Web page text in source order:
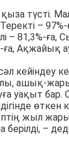
түсті.
– 97%-
– 81,3%-ға,
Ақжайық
кейіндеу
ашық-
уақыт бар.
өткен
жыл
–